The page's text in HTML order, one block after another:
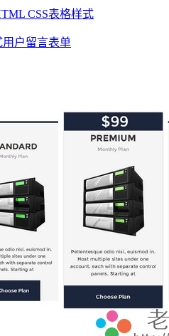
CSS表格样式
用户留言表单